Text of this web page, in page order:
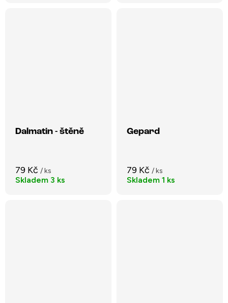
Dalmatin - štěně
79 Kč / ks
Skladem 3 ks
Gepard
79 Kč / ks
Skladem 1 ks